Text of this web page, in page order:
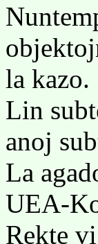
la kazo.
Lin
anoj
La
UEA-
Rekte